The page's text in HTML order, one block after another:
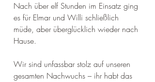
Nach über elf Stunden im Einsatz ging
es für Elmar und Willi schließlich
müde, aber überglücklich wieder nach
Hause.
Wir sind unfassbar stolz auf unseren
gesamten Nachwuchs – ihr habt das